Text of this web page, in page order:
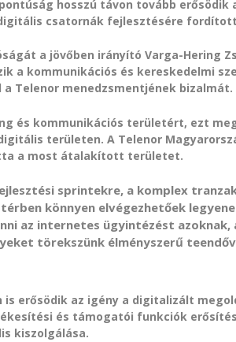
hosszú távon tovább erősödik
csatornák fejlesztésére
a jövőben irányító Varga-Hering
a kommunikációs és kereskedelmi
Telenor menedzsmentjének bizalmát.
és kommunikációs területért, ezt
területen. A Telenor
a most átalakított területet.
sprintekre, a komplex
könnyen elvégezhetőek
az internetes ügyintézést azoknak,
törekszünk élményszerű
erősödik az igény a digitalizált
és támogatói funkciók
kiszolgálása.